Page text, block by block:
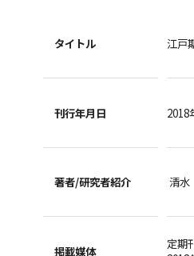
タイトル 江戸
刊行年月日 2018
著者/研究者紹介 清
掲載媒体
定期